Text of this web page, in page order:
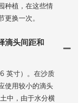
种植，在这些情
换一次。
滴头间距和
英寸）。在沙质
使用较小的滴头
中，由于水分横